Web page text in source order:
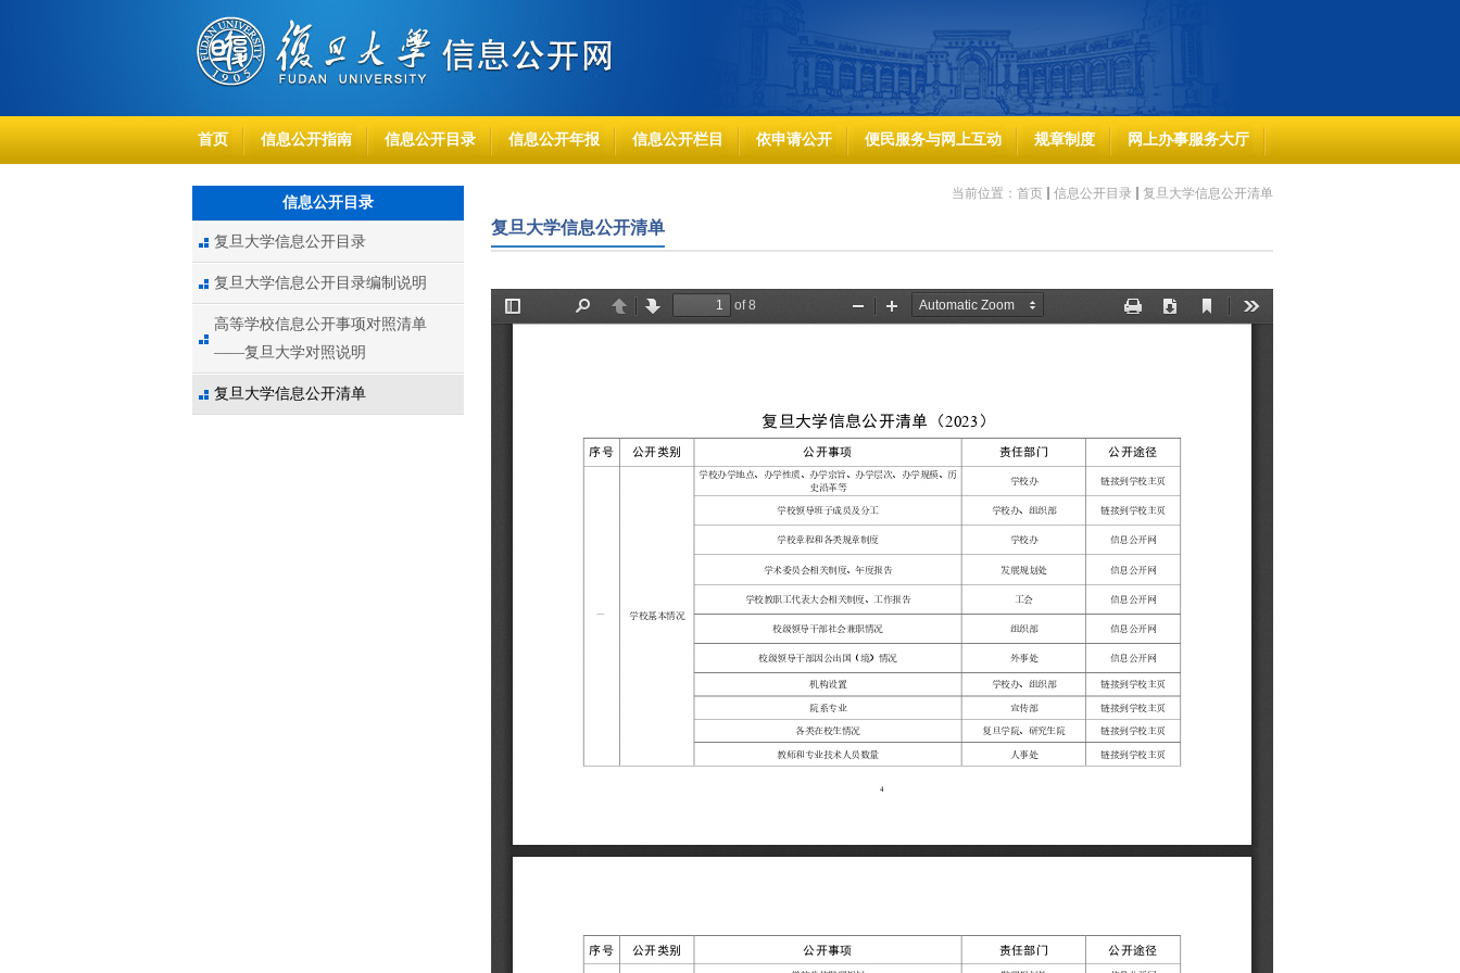
首页 信息公开指南 信息公开目录 信息公开年报 信息公开栏目 依申请公开 便民服务与网上互动 规章制度 网上办事服务大厅
信息公开目录
复旦大学信息公开目录
复旦大学信息公开目录编制说明
高等学校信息公开事项对照清单
——复旦大学对照说明
复旦大学信息公开清单
当前位置： 首页 信息公开目录 复旦大学信息公开清单
复旦大学信息公开清单